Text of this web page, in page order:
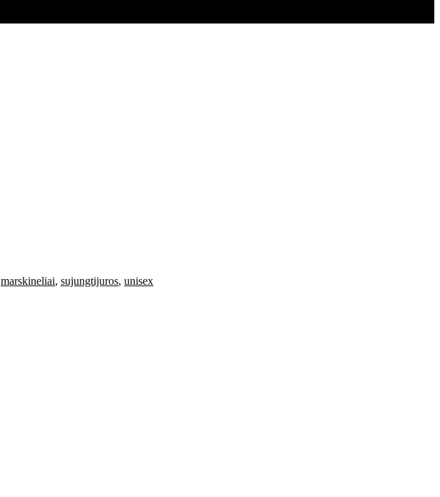
marskineliai, sujungtijuros, unisex